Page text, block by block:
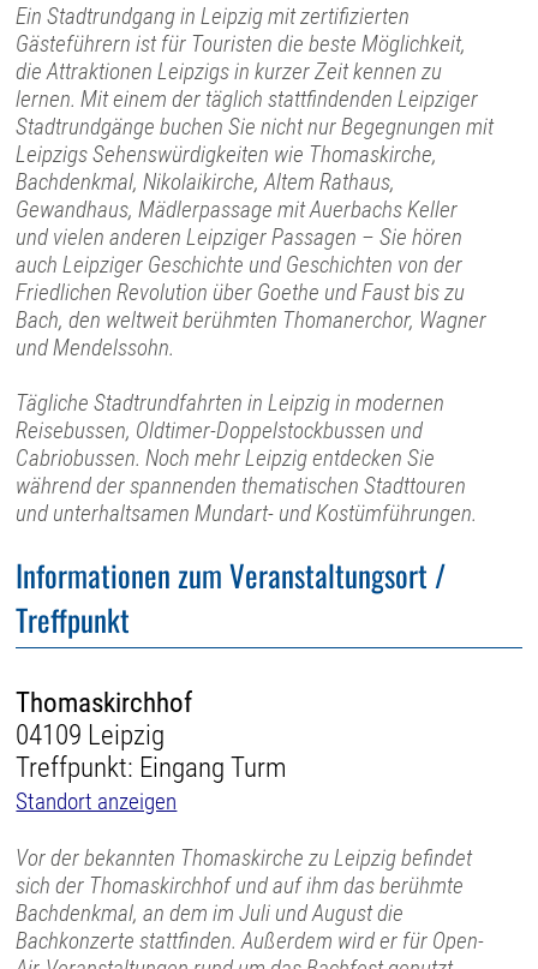
Ein Stadtrundgang in Leipzig mit zertifizierten
Gästeführern ist für Touristen die beste Möglichkeit,
die Attraktionen Leipzigs in kurzer Zeit kennen zu
lernen. Mit einem der täglich stattfindenden Leipziger
Stadtrundgänge buchen Sie nicht nur Begegnungen mit
Leipzigs Sehenswürdigkeiten wie Thomaskirche,
Bachdenkmal, Nikolaikirche, Altem Rathaus,
Gewandhaus, Mädlerpassage mit Auerbachs Keller
und vielen anderen Leipziger Passagen – Sie hören
auch Leipziger Geschichte und Geschichten von der
Friedlichen Revolution über Goethe und Faust bis zu
Bach, den weltweit berühmten Thomanerchor, Wagner
und Mendelssohn.
Tägliche Stadtrundfahrten in Leipzig in modernen
Reisebussen, Oldtimer-Doppelstockbussen und
Cabriobussen. Noch mehr Leipzig entdecken Sie
während der spannenden thematischen Stadttouren
und unterhaltsamen Mundart- und Kostümführungen.
Informationen zum Veranstaltungsort /
Treffpunkt
Thomaskirchhof
04109 Leipzig
Treffpunkt: Eingang Turm
Standort anzeigen
Vor der bekannten Thomaskirche zu Leipzig befindet
sich der Thomaskirchhof und auf ihm das berühmte
Bachdenkmal, an dem im Juli und August die
Bachkonzerte stattfinden. Außerdem wird er für Open-